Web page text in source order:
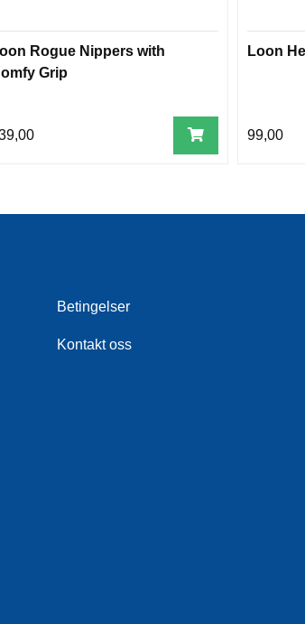
Rogue Nippers with
Grip
Loon
99,00
Betingelser
Kontakt oss